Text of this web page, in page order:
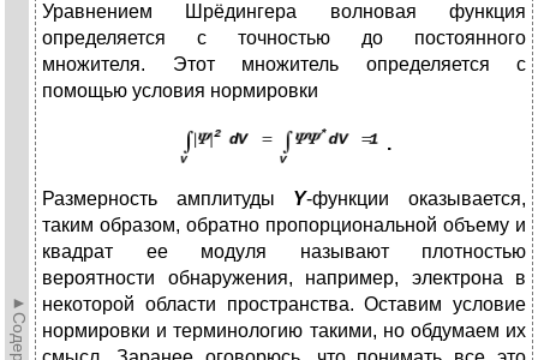
Уравнением Шрёдингера волновая функция
определяется с точностью до постоянного
множителя. Этот множитель определяется с
помощью условия нормировки
.
Размерность амплитуды Y-функции оказывается,
таким образом, обратно пропорциональной объему и
квадрат ее модуля называют плотностью
вероятности обнаружения, например, электрона в
некоторой области пространства. Оставим условие
нормировки и терминологию такими, но обдумаем их